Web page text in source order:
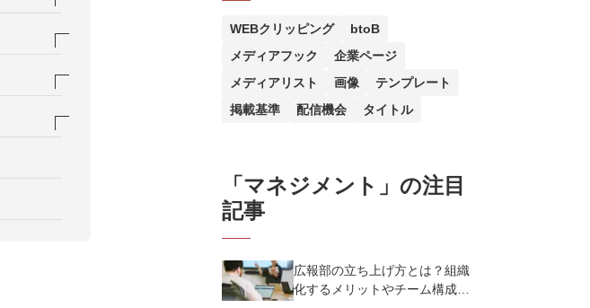
WEBクリッピング
btoB
メディアフック
企業ページ
メディアリスト
画像
テンプレート
掲載基準
配信機会 タイトル
「マネジメント 」の注目
記事
広報部の立ち上げ方とは？組織
化するメリットやチーム構成・